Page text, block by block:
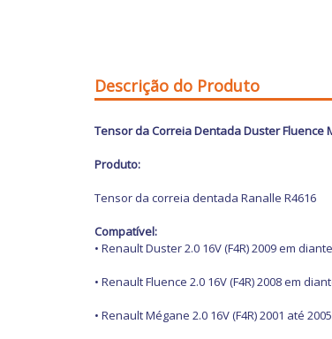
Descrição do Produto
Tensor da Correia Dentada Duster Fluence
Produto:
Tensor da correia dentada Ranalle R4616
Compatível:
• Renault Duster 2.0 16V (F4R) 2009 em diante
• Renault Fluence 2.0 16V (F4R) 2008 em
• Renault Mégane 2.0 16V (F4R) 2001 até 2005